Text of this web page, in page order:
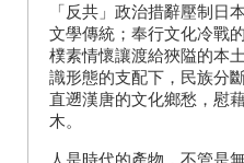
「反共」政治措辭壓制日
文學傳統；奉行文化冷戰
樸素情懷讓渡給狹隘的本
識形態的支配下，民族分
直遡漢唐的文化鄉愁，慰
木。
人是時代的產物，不管是